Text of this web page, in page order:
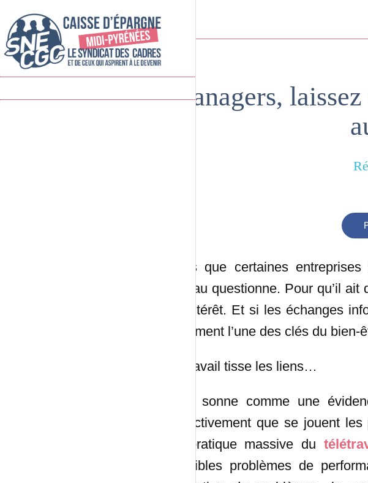
Managers,
Alors que certaines
bureau questionne. Pour qu’il
un intérêt. Et si les échanges
justement l’une des clés du
Le travail tisse les liens…
Cela sonne comme une
collectivement que se jouent
de pratique massive du
possibles problèmes de